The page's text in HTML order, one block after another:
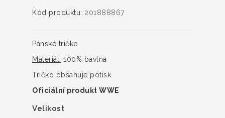
Kód produktu: 201888867
Pánské tričko
Materiál: 100% bavlna
Tričko obsahuje potisk
Oficiální produkt WWE
Velikost